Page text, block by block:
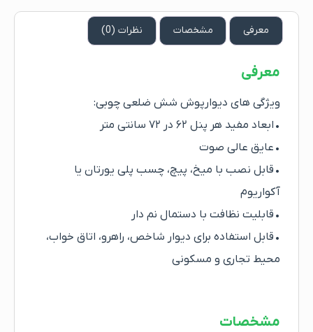
معرفی مشخصات نظرات (0)
معرفی
ویژگی های دیوارپوش شش ضلعی چوبی:
• ابعاد مفید هر پنل ۶۲ در ۷۲ سانتی متر
• عایق عالی صوت
• قابل نصب با میخ، پیچ، چسب پلی یورتان یا
آکواریوم
• قابلیت نظافت با دستمال نم دار
• قابل استفاده برای دیوار شاخص، راهرو، اتاق خواب،
محیط تجاری و‌ مسکونی
مشخصات